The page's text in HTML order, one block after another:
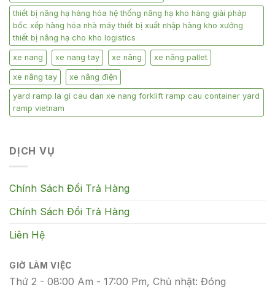
thiết bị nâng hạ hàng hóa hệ thống nâng hạ kho hàng giải pháp
bốc xếp hàng hóa nhà máy thiết bị xuất nhập hàng kho xưởng
thiết bị nâng hạ cho kho logistics
xe nang xe nang tay xe nâng xe nâng pallet
xe nâng tay xe nâng điện
yard ramp la gi cau dan xe nang forklift ramp cau container yard
ramp vietnam
DỊCH VỤ
Chính Sách Đổi Trả Hàng
Chính Sách Đổi Trả Hàng
Liên Hệ
GIỜ LÀM VIỆC
Thứ 2 - 08:00 Am - 17:00 Pm, Chủ nhật: Đóng